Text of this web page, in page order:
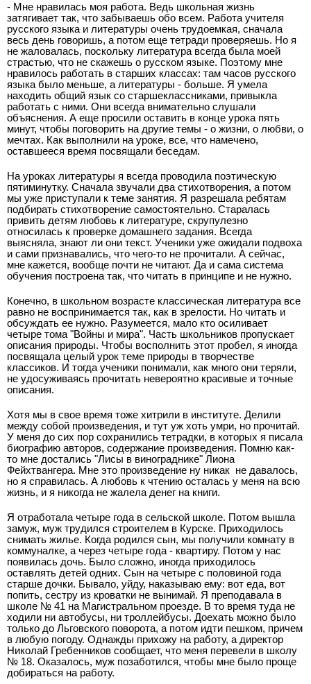
- Мне нравилась моя работа. Ведь школьная жизнь
затягивает так, что забываешь обо всем. Работа учителя
русского языка и литературы очень трудоемкая, сначала
весь день говоришь, а потом еще тетради проверяешь. Но я
не жаловалась, поскольку литература всегда была моей
страстью, что не скажешь о русском языке. Поэтому мне
нравилось работать в старших классах: там часов русского
языка было меньше, а литературы - больше. Я умела
находить общий язык со старшеклассниками, привыкла
работать с ними. Они всегда внимательно слушали
объяснения. А еще просили оставить в конце урока пять
минут, чтобы поговорить на другие темы - о жизни, о любви, о
мечтах. Как выполнили на уроке, все, что намечено,
оставшееся время посвящали беседам.
На уроках литературы я всегда проводила поэтическую
пятиминутку. Сначала звучали два стихотворения, а потом
мы уже приступали к теме занятия. Я разрешала ребятам
подбирать стихотворение самостоятельно. Старалась
привить детям любовь к литературе, скрупулезно
относилась к проверке домашнего задания. Всегда
выясняла, знают ли они текст. Ученики уже ожидали подвоха
и сами признавались, что чего-то не прочитали. А сейчас,
мне кажется, вообще почти не читают. Да и сама система
обучения построена так, что читать в принципе и не нужно.
Конечно, в школьном возрасте классическая литература все
равно не воспринимается так, как в зрелости. Но читать и
обсуждать ее нужно. Разумеется, мало кто осиливает
четыре тома "Войны и мира". Часть школьников пропускает
описания природы. Чтобы восполнить этот пробел, я иногда
посвящала целый урок теме природы в творчестве
классиков. И тогда ученики понимали, как много они теряли,
не удосуживаясь прочитать невероятно красивые и точные
описания.
Хотя мы в свое время тоже хитрили в институте. Делили
между собой произведения, и тут уж хоть умри, но прочитай.
У меня до сих пор сохранились тетрадки, в которых я писала
биографию авторов, содержание произведения. Помню как-
то мне достались "Лисы в винограднике" Лиона
Фейхтвангера. Мне это произведение ну никак не давалось,
но я справилась. А любовь к чтению осталась у меня на всю
жизнь, и я никогда не жалела денег на книги.
Я отработала четыре года в сельской школе. Потом вышла
замуж, муж трудился строителем в Курске. Приходилось
снимать жилье. Когда родился сын, мы получили комнату в
коммуналке, а через четыре года - квартиру. Потом у нас
появилась дочь. Было сложно, иногда приходилось
оставлять детей одних. Сын на четыре с половиной года
старше дочки. Бывало, уйду, наказываю ему: вот еда, вот
попить, сестру из кроватки не вынимай. Я преподавала в
школе № 41 на Магистральном проезде. В то время туда не
ходили ни автобусы, ни троллейбусы. Доехать можно было
только до Льговского поворота, а потом идти пешком, причем
в любую погоду. Однажды прихожу на работу, а директор
Николай Гребенников сообщает, что меня перевели в школу
№ 18. Оказалось, муж позаботился, чтобы мне было проще
добираться на работу.